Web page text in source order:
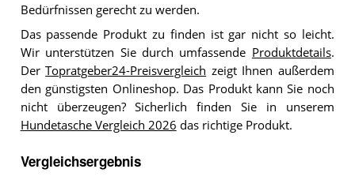
Bedürfnissen gerecht zu werden.
Das passende Produkt zu finden ist gar nicht so leicht.
Wir unterstützen Sie durch umfassende Produktdetails.
DerTopratgeber24-Preisvergleich zeigt Ihnen außerdem
den günstigsten Onlineshop. Das Produkt kann Sie noch
nicht überzeugen? Sicherlich finden Sie in unserem
Hundetasche Vergleich 2026 das richtige Produkt.
Vergleichsergebnis